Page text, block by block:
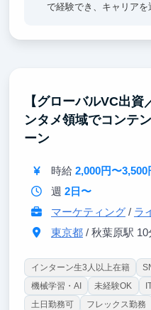
で経験でき、キャリア
・エンタメ・通信・店
の課題に触れ、技術の
身につく
【グローバルVC出
ンタメ領域でコンテ
ーン
時給 2,000円〜3,500
週 2日〜
マーケティング/ ラ
東京都/ 秋葉原駅 10
インターン生3人以上在籍
機械学習・AI
未経験OK
土日勤務可
フレックス勤務